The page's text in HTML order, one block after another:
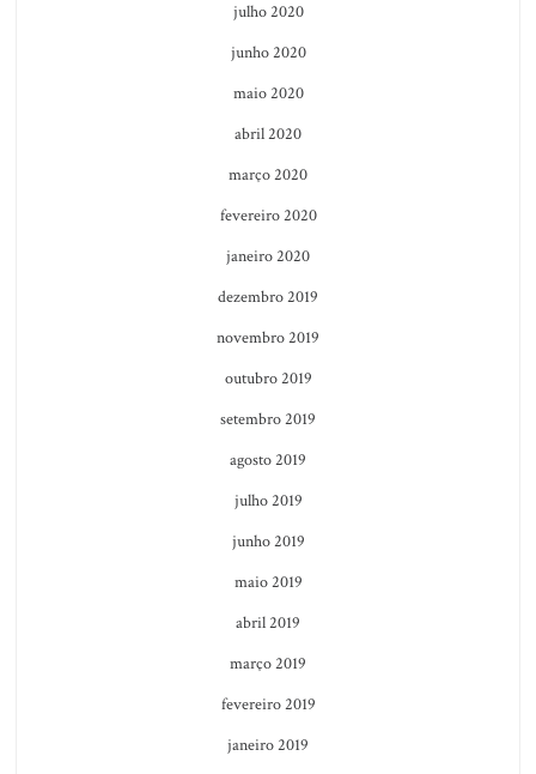
julho 2020
junho 2020
maio 2020
abril 2020
março 2020
fevereiro 2020
janeiro 2020
dezembro 2019
novembro 2019
outubro 2019
setembro 2019
agosto 2019
julho 2019
junho 2019
maio 2019
abril 2019
março 2019
fevereiro 2019
janeiro 2019